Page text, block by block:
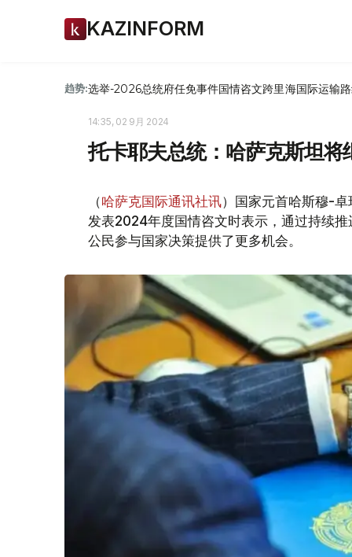
KAZINFORM
趋势:选举-2026总统府任免事件国情咨文跨里海国际运输
14:35, 02 9月 2024
托卡耶夫总统：哈萨克斯坦
（哈萨克国际通讯社讯）国家元首哈斯穆-
发表2024年度国情咨文时表示，通过持续
公民参与国家决策提供了更多机会。